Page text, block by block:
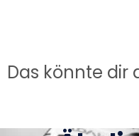
Das könnte dir